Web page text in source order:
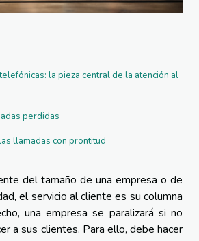
la pieza central de la atención al
perdidas
llamadas con prontitud
del tamaño de una empresa o de
el servicio al cliente es su columna
una empresa se paralizará si no
a sus clientes. Para ello, debe hacer